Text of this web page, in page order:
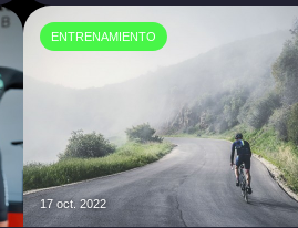
ENTRENAMIENTO
17 oct. 2022